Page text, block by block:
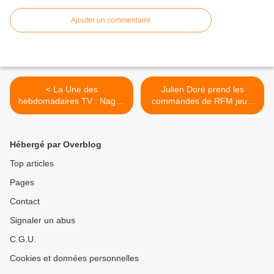
Ajouter un commentaire
< La Une des
hebdomadaires TV : Nagui,
Shy’m, Nolwenn Leroy…
Julien Doré prend les
commandes de RFM jeudi
soir. >
Hébergé par Overblog
Top articles
Pages
Contact
Signaler un abus
C.G.U.
Cookies et données personnelles